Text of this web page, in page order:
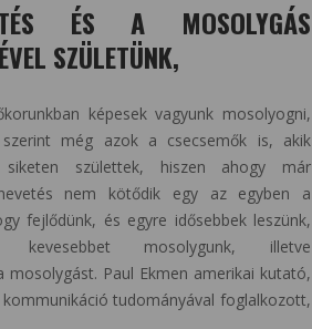
ÉS A MOSOLYGÁS
SZÜLETÜNK,
képesek vagyunk mosolyogni,
még azok a csecsemők is, akik
születtek, hiszen ahogy már
nem kötődik egy az egyben a
fejlődünk, és egyre idősebbek leszünk,
mosolygunk, illetve
Paul Ekmen amerikai kutató,
tudományával foglalkozott,